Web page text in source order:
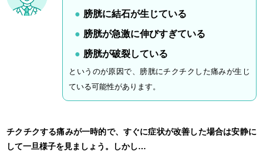
膀胱に結石が生じている
膀胱が急激に伸びすぎている
膀胱が破裂している
というのが原因で、膀胱にチクチクした痛みが生じ
ている可能性があります。
チクチクする痛みが一時的で、すぐに症状が改善した場合は安静に
して一旦様子を見ましょう。しかし…